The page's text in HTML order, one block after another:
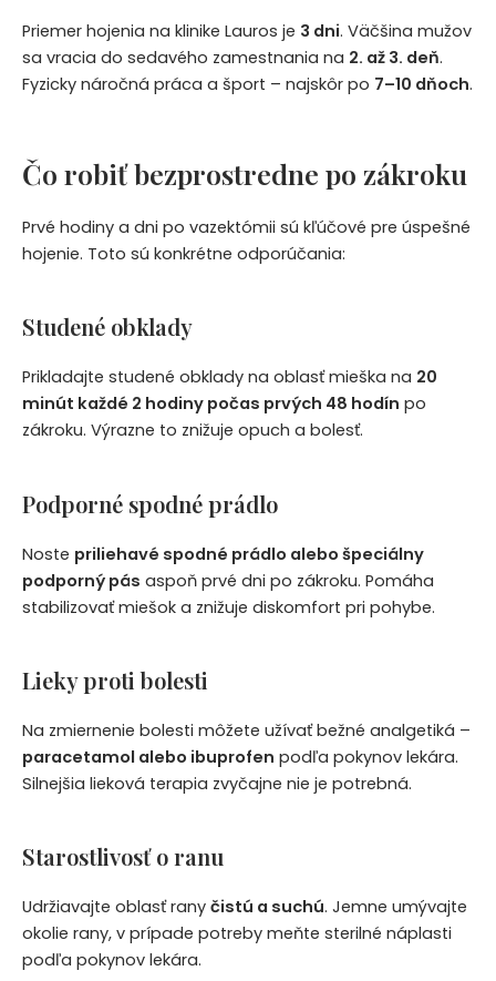
Priemer hojenia na klinike Lauros je 3 dni. Väčšina mužov
sa vracia do sedavého zamestnania na 2. až 3. deň.
Fyzicky náročná práca a šport – najskôr po 7–10 dňoch.
Čo robiť bezprostredne po zákroku
Prvé hodiny a dni po vazektómii sú kľúčové pre úspešné
hojenie. Toto sú konkrétne odporúčania:
Studené obklady
Prikladajte studené obklady na oblasť mieška na 20
minút každé 2 hodiny počas prvých 48 hodín po
zákroku. Výrazne to znižuje opuch a bolesť.
Podporné spodné prádlo
Noste priliehavé spodné prádlo alebo špeciálny
podporný pás aspoň prvé dni po zákroku. Pomáha
stabilizovať miešok a znižuje diskomfort pri pohybe.
Lieky proti bolesti
Na zmiernenie bolesti môžete užívať bežné analgetiká –
paracetamol alebo ibuprofen podľa pokynov lekára.
Silnejšia lieková terapia zvyčajne nie je potrebná.
Starostlivosť o ranu
Udržiavajte oblasť rany čistú a suchú. Jemne umývajte
okolie rany, v prípade potreby meňte sterilné náplasti
podľa pokynov lekára.